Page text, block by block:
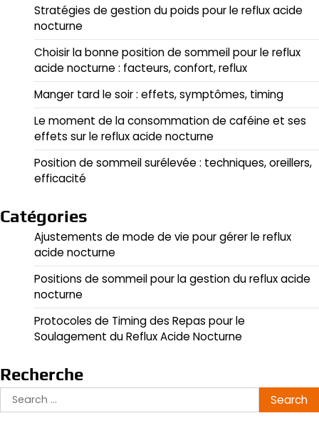
Stratégies de gestion du poids pour le reflux acide
nocturne
Choisir la bonne position de sommeil pour le reflux
acide nocturne : facteurs, confort, reflux
Manger tard le soir : effets, symptômes, timing
Le moment de la consommation de caféine et ses
effets sur le reflux acide nocturne
Position de sommeil surélevée : techniques, oreillers,
efficacité
Catégories
Ajustements de mode de vie pour gérer le reflux
acide nocturne
Positions de sommeil pour la gestion du reflux acide
nocturne
Protocoles de Timing des Repas pour le
Soulagement du Reflux Acide Nocturne
Recherche
Search
for: